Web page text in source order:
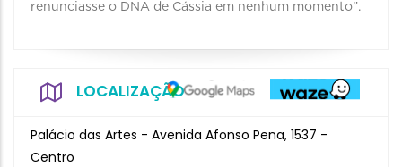
renunciasse o DNA de Cássia em nenhum momento”.
LOCALIZAÇÃO
Palácio das Artes - Avenida Afonso Pena, 1537 -
Centro